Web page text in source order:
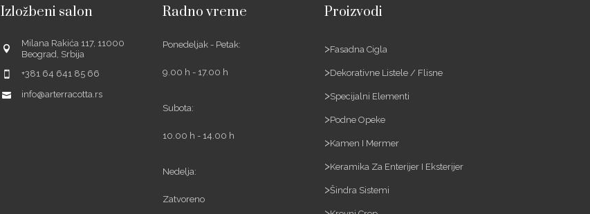
Izložbeni salon
Milana Rakića 117, 11000
Beograd, Srbija
+381 64 641 85 66
info@arterracotta.rs
Radno vreme
Ponedeljak - Petak:
9.00 h - 17.00 h
Subota:
10.00 h - 14.00 h
Nedelja:
Zatvoreno
Proizvodi
Fasadna Cigla
Dekorativne Listele / Flisne
Specijalni Elementi
Podne Opeke
Kamen I Mermer
Keramika Za Enterijer I Eksterijer
Šindra Sistemi